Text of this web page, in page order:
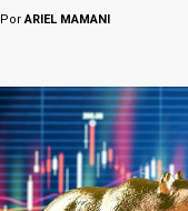
PorARIEL MAMANI